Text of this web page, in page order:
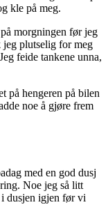
kle på meg.
morgningen før jeg
jeg plutselig for meg
feide tankene unna,
på hengeren på bilen
noe å gjøre frem
med en god dusj
Noe jeg så litt
i dusjen igjen før vi